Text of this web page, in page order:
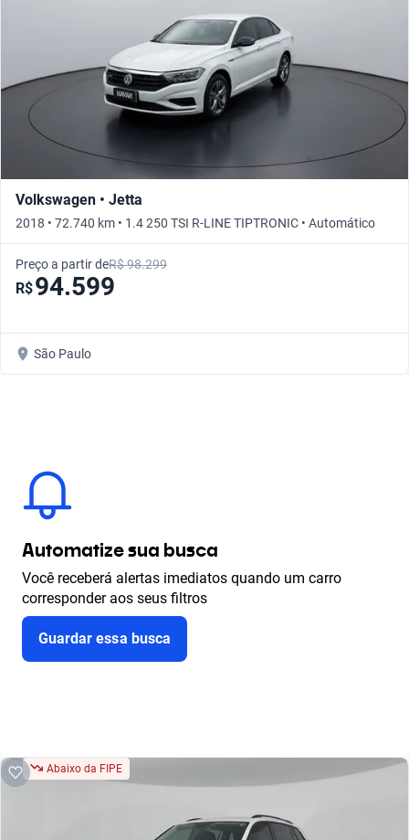
Volkswagen • Jetta
2018 • 72.740 km • 1.4 250 TSI R-LINE TIPTRONIC • Automático
Preço a partir deR$ 98.299
R$94.599
São Paulo
Automatize sua busca
Você receberá alertas imediatos quando um carro
corresponder aos seus filtros
Guardar essa busca
Abaixo da FIPE